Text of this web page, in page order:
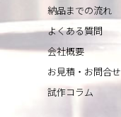
納品までの流れ
よくある質問
会社概要
お見積・お問合せ
試作コラム